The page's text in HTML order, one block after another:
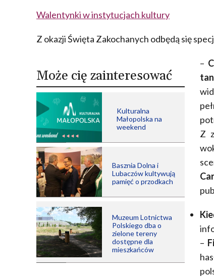
Walentynki w instytucjach kultury
Z okazji Święta Zakochanych odbędą się
Może cię zainteresować
Kulturalna
Małopolska na
weekend
Basznia Dolna i
Lubaczów kultywują
pamięć o przodkach
Muzeum Lotnictwa
Polskiego dba o
zielone tereny
dostępne dla
mieszkańców
–
Z
–